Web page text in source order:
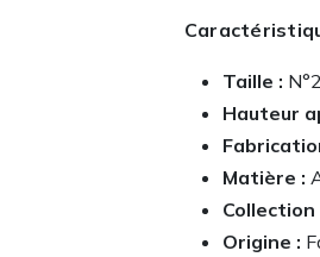
Taille :
Hauteur
Matière :
Collection
Origine :